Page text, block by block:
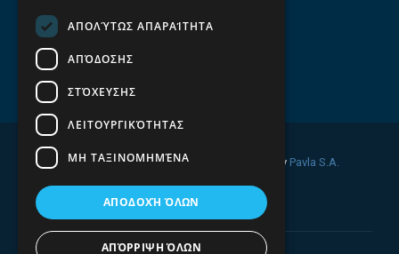
Contacts
+30 2106100088
+30 2410533884
© 2026 FINDALL. All rights reserved. Developed by Pavla S.A.
ΑΠΟΛΎΤΩΣ ΑΠΑΡΑΊΤΗΤΑ
ΑΠΌΔΟΣΗΣ
ΣΤΌΧΕΥΣΗΣ
ΛΕΙΤΟΥΡΓΙΚΌΤΗΤΑΣ
ΜΗ ΤΑΞΙΝΟΜΗΜΈΝΑ
ΑΠΟΔΟΧΉ ΌΛΩΝ
ΑΠΌΡΡΙΨΗ ΌΛΩΝ